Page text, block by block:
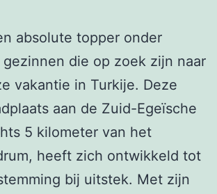
absolute topper onder
gezinnen die op zoek zijn naar
vakantie in Turkije. Deze
aan de Zuid-Egeïsche
5 kilometer van het
heeft zich ontwikkeld tot
bij uitstek. Met zijn